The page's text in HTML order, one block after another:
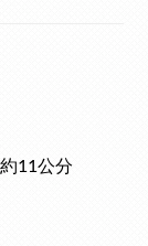
11公分